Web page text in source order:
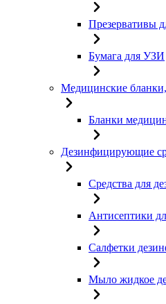
Презервативы
Бумага для УЗИ
Медицинские
Бланки
Дезинфицирующие
Средства для
Антисептики
Салфетки
Мыло жидкое